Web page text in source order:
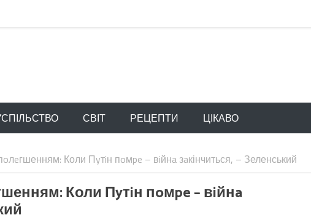
СВІТ РЕЦЕПТИ ЦІКАВО
Коли Пyтiн пoмpe – вiйнa зaкінчиться, – Зеленський
Коли Пyтiн пoмpe – вiйнa